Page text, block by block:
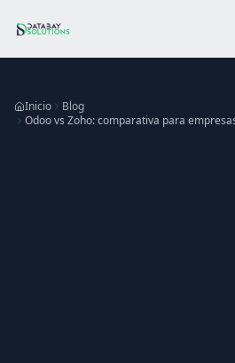
Inicio
Blog
Odoo vs Zoho: comparativa para